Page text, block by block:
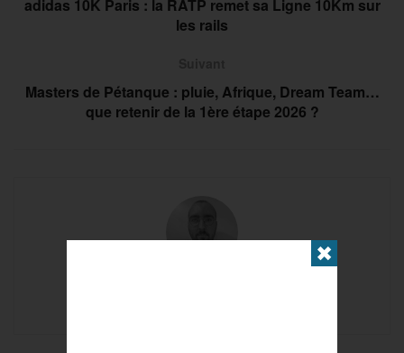
adidas 10K Paris : la RATP remet sa Ligne 10Km sur
les rails
Masters de Pétanque : pluie, Afrique, Dream Team…
que retenir de la 1ère étape 2026 ?
✖